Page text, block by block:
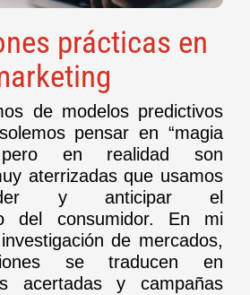
prácticas en
de modelos predictivos
pensar en “magia
pero en realidad son
aterrizadas que usamos
y anticipar el
del consumidor. En mi
de mercados,
se traducen en
acertadas y campañas